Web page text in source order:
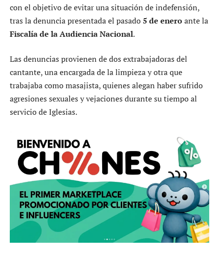
con el objetivo de evitar una situación de indefensión,
tras la denuncia presentada el pasado5 de enero ante la
Fiscalía de la Audiencia Nacional.
Las denuncias provienen de dos extrabajadoras del
cantante, una encargada de la limpieza y otra que
trabajaba como masajista, quienes alegan haber sufrido
agresiones sexuales y vejaciones durante su tiempo al
servicio de Iglesias.